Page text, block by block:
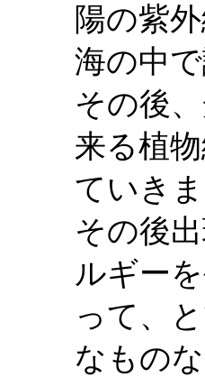
陽の紫
海の中
その後
来る植
ていきま
その後
ルギー
って、
なもの